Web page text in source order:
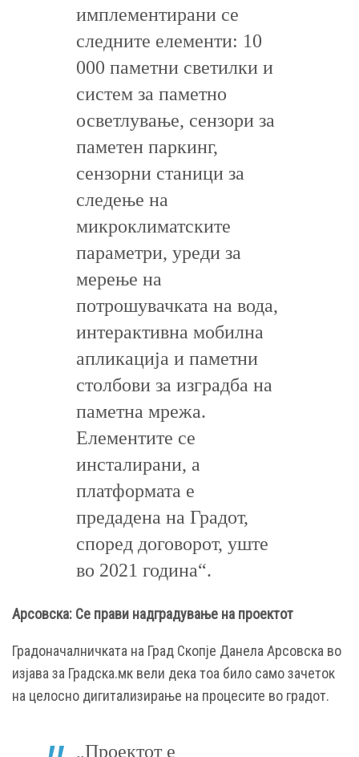
имплементирани се
следните елементи: 10
000 паметни светилки и
систем за паметно
осветлување, сензори за
паметен паркинг,
сензорни станици за
следење на
микроклиматските
параметри, уреди за
мерење на
потрошувачката на вода,
интерактивна мобилна
апликација и паметни
столбови за изградба на
паметна мрежа.
Елементите се
инсталирани, а
платформата е
предадена на Градот,
според договорот, уште
во 2021 година“.
Арсовска: Се прави надградување на проектот
Градоначалничката на Град Скопје Данела Арсовска во
изјава за Градска.мк вели дека тоа било само зачеток
на целосно дигитализирање на процесите во градот.
„Проектот е